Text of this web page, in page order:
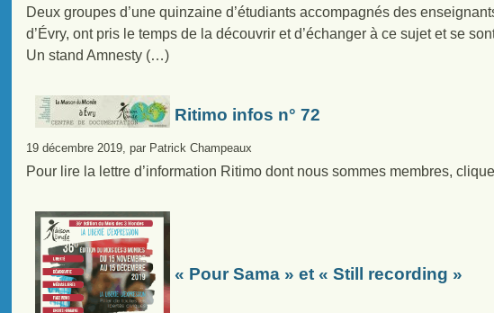
Deux groupes d’une quinzaine d’étudiants accompagnés des
d’Évry, ont pris le temps de la découvrir et d’échanger à ce sujet et se
Un stand Amnesty (…)
Ritimo infos n° 72
19 décembre 2019, par Patrick Champeaux
Pour lire la lettre d’information Ritimo dont nous sommes membres,
« Pour Sama » et « Still recording »